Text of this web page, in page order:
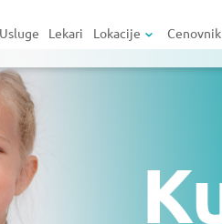
Usluge Lekari Lokacije Cenovnik